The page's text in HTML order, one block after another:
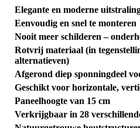
Elegante en moderne
Eenvoudig en snel te monteren
Nooit meer schilderen –
Rotvrij materiaal (in
alternatieven)
Afgerond diep sponningdeel
Geschikt voor horizontale,
Paneelhoogte van 15 cm
Verkrijgbaar in 28